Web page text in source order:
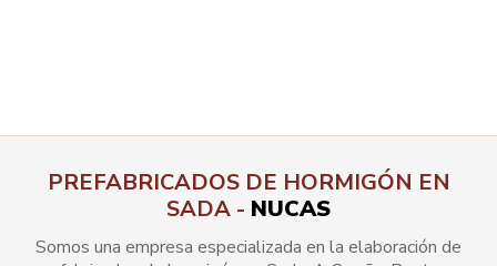
PREFABRICADOS DE HORMIGÓN EN
SADA - NUCAS
Somos una empresa especializada en la elaboración de